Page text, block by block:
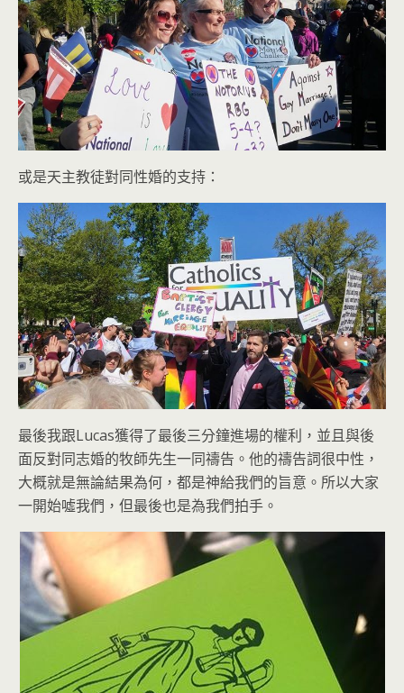
或是天主教徒對同性婚的支持：
最後我跟Lucas獲得了最後三分鐘進場的權利，並且與後
面反對同志婚的牧師先生一同禱告。他的禱告詞很中性，
大概就是無論結果為何，都是神給我們的旨意。所以大家
一開始噓我們，但最後也是為我們拍手。